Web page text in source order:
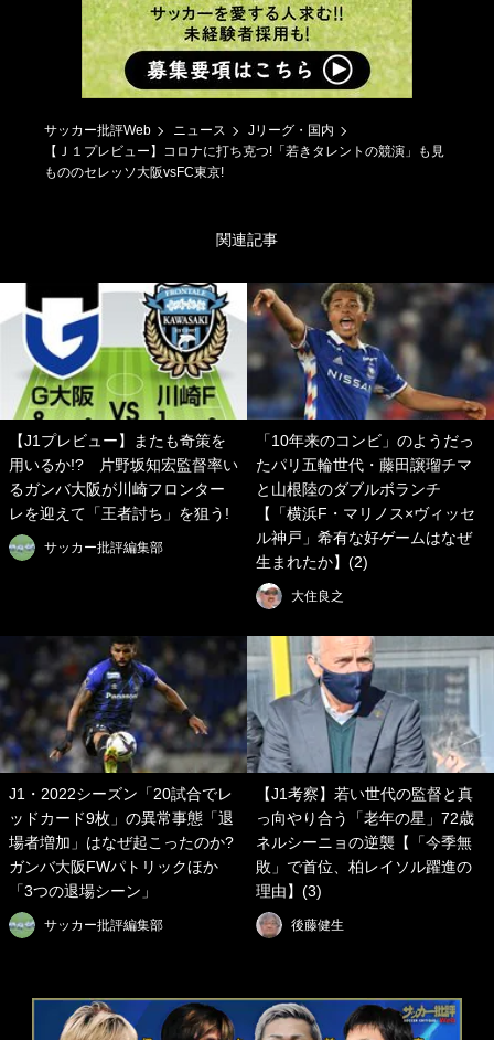
サッカー批評Web ニュース
Jリーグ・国内
【Ｊ１プレビュー】コロナに打ち克つ!「若きタレントの競演」も見
もののセレッソ大阪vsFC東京!
関連記事
【J1プレビュー】またも奇策を
用いるか!? 片野坂知宏監督率い
るガンバ大阪が川崎フロンター
レを迎えて「王者討ち」を狙う!
サッカー批評編集部
「10年来のコンビ」のようだっ
たパリ五輪世代・藤田譲瑠チマ
と山根陸のダブルボランチ
【「横浜F・マリノス×ヴィッセ
ル神戸」希有な好ゲームはなぜ
生まれたか】(2)
大住良之
J1・2022シーズン「20試合でレ
ッドカード9枚」の異常事態「退
場者増加」はなぜ起こったのか?
ガンバ大阪FWパトリックほか
「3つの退場シーン」
サッカー批評編集部
【J1考察】若い世代の監督と真
っ向やり合う「老年の星」72歳
ネルシーニョの逆襲【「今季無
敗」で首位、柏レイソル躍進の
理由】(3)
後藤健生